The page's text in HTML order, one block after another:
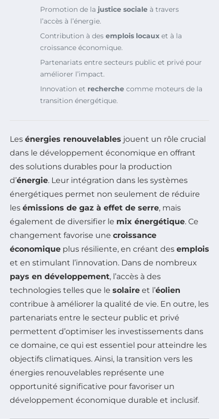
Promotion de la justice sociale à travers
l’accès à l’énergie.
Contribution à des emplois locaux et à la
croissance économique.
Partenariats entre secteurs public et privé pour
améliorer l’impact.
Innovation et recherche comme moteurs de la
transition énergétique.
Les énergies renouvelables jouent un rôle crucial
dans le développement économique en offrant
des solutions durables pour la production
d’énergie. Leur intégration dans les systèmes
énergétiques permet non seulement de réduire
les émissions de gaz à effet de serre, mais
également de diversifier le mix énergétique. Ce
changement favorise une croissance
économique plus résiliente, en créant des emplois
et en stimulant l’innovation. Dans de nombreux
pays en développement, l’accès à des
technologies telles que le solaire et l’éolien
contribue à améliorer la qualité de vie. En outre, les
partenariats entre le secteur public et privé
permettent d’optimiser les investissements dans
ce domaine, ce qui est essentiel pour atteindre les
objectifs climatiques. Ainsi, la transition vers les
énergies renouvelables représente une
opportunité significative pour favoriser un
développement économique durable et inclusif.